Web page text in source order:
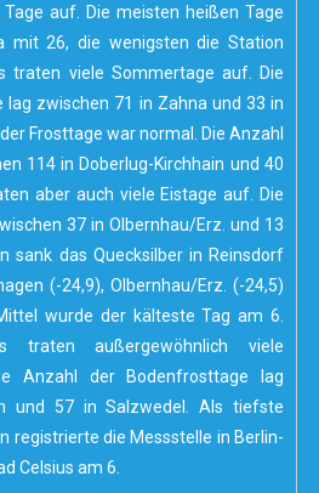
auf. Die meisten heißen Tage
mit 26, die wenigsten die Station
traten viele Sommertage auf. Die
zwischen 71 in Zahna und 33 in
Frosttage war normal. Die Anzahl
114 in Doberlug-Kirchhain und 40
aber auch viele Eistage auf. Die
37 in Olbernhau/Erz. und 13
sank das Quecksilber in Reinsdorf
(-24,9), Olbernhau/Erz. (-24,5)
wurde der kälteste Tag am 6.
traten außergewöhnlich viele
Anzahl der Bodenfrosttage lag
und 57 in Salzwedel. Als tiefste
registrierte die Messstelle in Berlin-
Celsius am 6.